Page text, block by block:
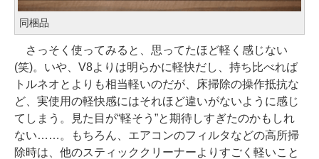
同梱品
さっそく使ってみると、思ってたほど軽く感じない
(笑)。いや、V8よりは明らかに軽快だし、持ち比べれば
トルネオとよりも相当軽いのだが、床掃除の操作抵抗な
ど、実使用の軽快感にはそれほど違いがないように感じ
てしまう。見た目が“軽そう”と期待しすぎたのかもしれ
ない……。もちろん、エアコンのフィルタなどの高所掃
除時は、他のスティッククリーナーよりすごく軽いこと